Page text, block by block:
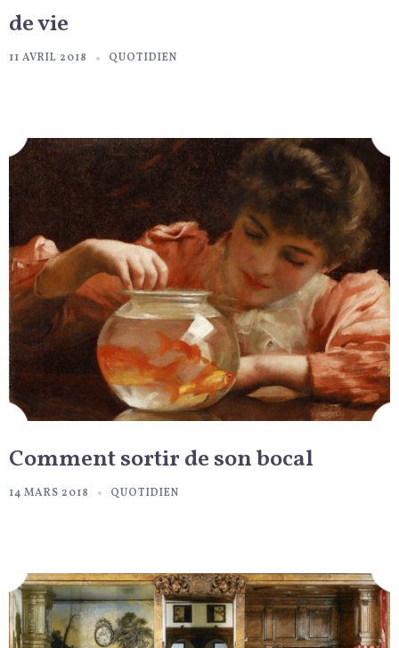
de vie
11 AVRIL 2018 QUOTIDIEN
Comment sortir de son bocal
14 MARS 2018 QUOTIDIEN